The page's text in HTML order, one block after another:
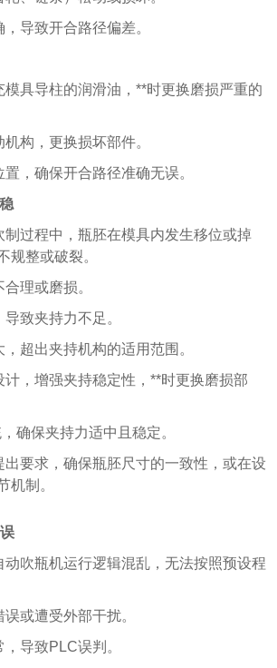
导致开合路径偏差。
模具导柱的润滑油，**时更换磨损严重的
构，更换损坏部件。
，确保开合路径准确无误。
制过程中，瓶胚在模具内发生移位或掉
规整或破裂。
理或磨损。
致夹持力不足。
超出夹持机构的适用范围。
计，增强夹持稳定性，**时更换磨损部
确保夹持力适中且稳定。
出要求，确保瓶胚尺寸的一致性，或在设
机制。
动吹瓶机运行逻辑混乱，无法按照预设程
或遭受外部干扰。
导致PLC误判。